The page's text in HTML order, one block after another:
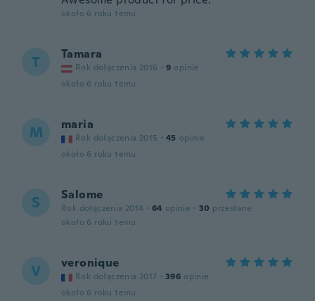
około 6 roku temu
T Tamara
Rok dołączenia 2016 · 9 opinie
około 6 roku temu
M maria
Rok dołączenia 2015 · 45 opinie
około 6 roku temu
S Salome
Rok dołączenia 2014 · 64 opinie · 30 przesłane
około 6 roku temu
V veronique
Rok dołączenia 2017 · 396 opinie
około 6 roku temu